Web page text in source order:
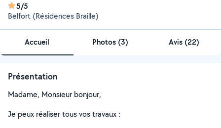
5/5
Belfort (Résidences Braille)
Accueil Photos (3) Avis (22)
Présentation
Madame, Monsieur bonjour,
Je peux réaliser tous vos travaux :